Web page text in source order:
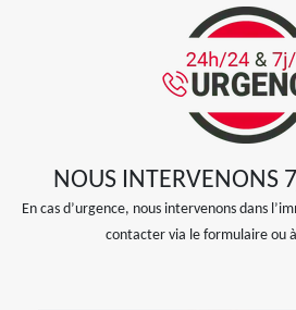
NOUS
En cas d’urgence, nous intervenons dans
contacter via le formulaire ou